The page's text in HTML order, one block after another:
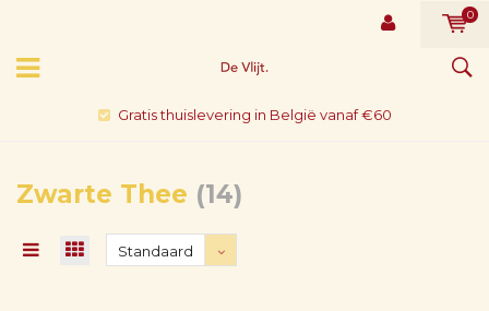
0
Gratis thuislevering in België vanaf €60
Zwarte Thee (14)
Standaard